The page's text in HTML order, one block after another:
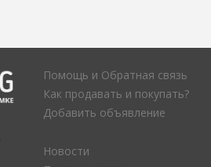
Помощь и Обратная связь
Как продавать и покупать?
Добавить объявление
Новости